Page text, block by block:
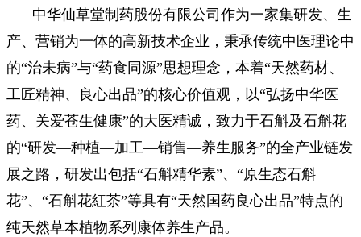
中华仙草堂制药股份有限公司作为一家集研发、生
产、营销为一体的高新技术企业，秉承传统中医理论中
的“治未病”与“药食同源”思想理念，本着“天然药材、
工匠精神、良心出品”的核心价值观，以“弘扬中华医
药、关爱苍生健康”的大医精诚，致力于石斛及石斛花
的“研发—种植—加工—销售—养生服务”的全产业链发
展之路，研发出包括“石斛精华素”、“原生态石斛
花”、“石斛花紅茶”等具有“天然国药良心出品”特点的
纯天然草本植物系列康体养生产品。